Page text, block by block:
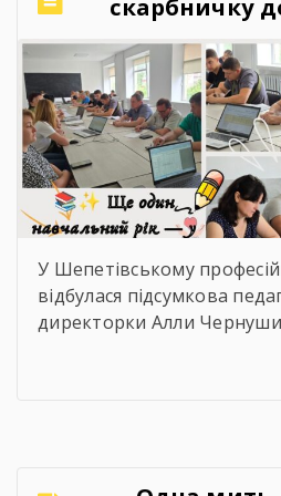
скарбничку
У Шепетівському
відбулася підсумкова
директорки Алли
підсумки роботи